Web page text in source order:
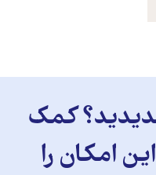
کمک
امکان را